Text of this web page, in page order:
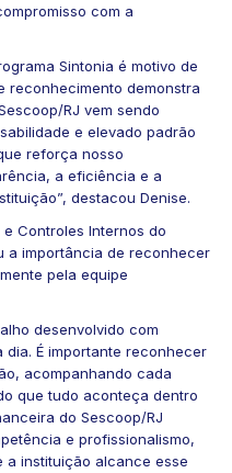
com a
Sintonia é motivo de
reconhecimento demonstra
RJ vem sendo
e elevado padrão
reforça nosso
a eficiência e a
destacou Denise.
Controles Internos do
a importância de reconhecer
pela equipe
desenvolvido com
É importante reconhecer
acompanhando cada
que tudo aconteça dentro
do Sescoop/RJ
e profissionalismo,
a instituição alcance esse